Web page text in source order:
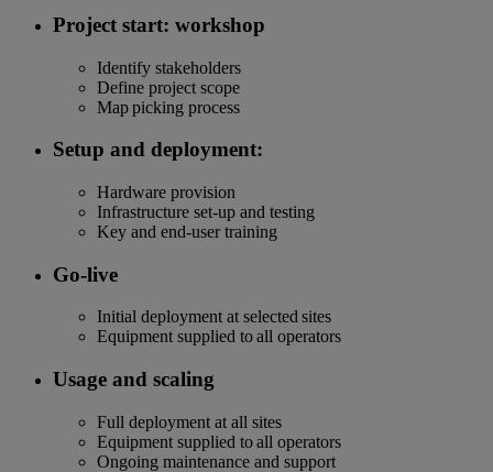
Project start: workshop
Identify stakeholders
Define project scope
Map picking process
Setup and deployment:
Hardware provision
Infrastructure set-up and testing
Key and end-user training
Go-live
Initial deployment at selected sites
Equipment supplied to all operators
Usage and scaling
Full deployment at all sites
Equipment supplied to all operators
Ongoing maintenance and support